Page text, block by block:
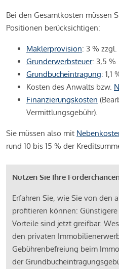
Bei den Gesamtkosten müssen
Positionen berücksichtigen:
Maklerprovision: 3 % zzgl.
Grunderwerbsteuer: 3,5 %
Grundbucheintragung: 1,1
Kosten des Anwalts bzw.
Finanzierungskosten
Vermittlungsgebühr).
Sie müssen also mit
rund 10 bis 15 % der
Nutzen Sie Ihre
Erfahren Sie, wie Sie von den
profitieren können:
Vorteile sind jetzt greifbar.
den privaten
Gebührenbefreiung beim
der